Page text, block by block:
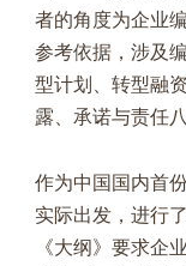
者的角度为企业
参考依据，涉及
型计划、转型融
露、承诺与责任
作为中国国内首
实际出发，进行
《大纲》要求企